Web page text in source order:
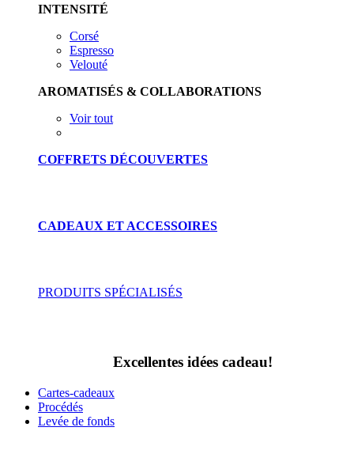
INTENSITÉ
Corsé
Espresso
Velouté
AROMATISÉS & COLLABORATIONS
Voir tout
COFFRETS DÉCOUVERTES
CADEAUX ET ACCESSOIRES
PRODUITS SPÉCIALISÉS
Excellentes idées cadeau!
Cartes-cadeaux
Procédés
Levée de fonds